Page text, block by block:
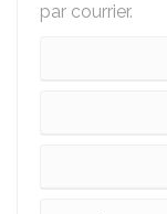
par courrier.